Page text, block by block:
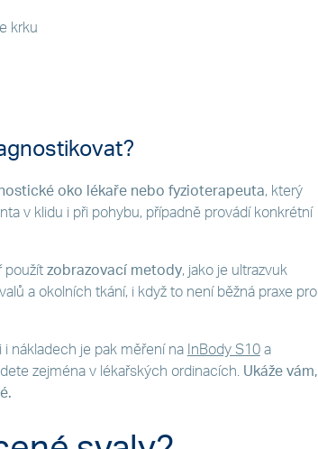
krku
oko lékaře nebo fyzioterapeuta, který
v klidu i při pohybu, případně provádí konkrétní
použít zobrazovací metody, jako je ultrazvuk
a okolních tkání, i když to není běžná praxe pro
nákladech je pak měření na InBody S10a
zejména v lékařských ordinacích. Ukáže vám,